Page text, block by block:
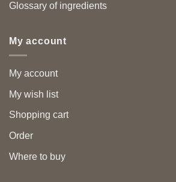
Glossary of ingredients
My account
My account
My wish list
Shopping cart
Order
Where to buy